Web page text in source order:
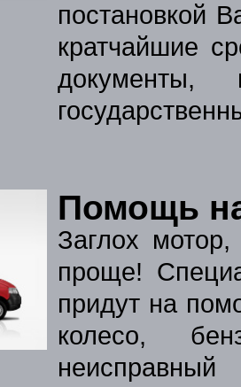
постановкой
кратчайшие
документы,
Помощь
Заглох
проще!
придут на
колесо,